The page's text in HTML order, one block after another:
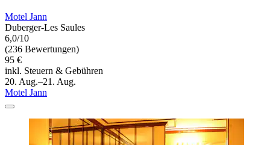
Motel Jann
Duberger-Les Saules
6,0/10
(236 Bewertungen)
95 €
inkl. Steuern & Gebühren
20. Aug.–21. Aug.
Motel Jann